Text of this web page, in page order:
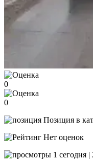
0
0
Позиция в
Нет оценок
1 сегодня |